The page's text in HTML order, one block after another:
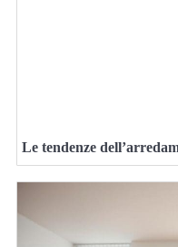
Le tendenze